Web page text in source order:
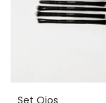
Set Ojos